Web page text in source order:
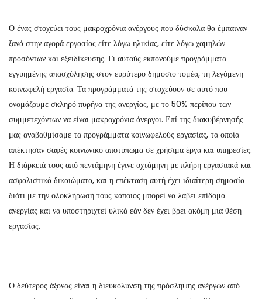
Ο ένας στοχεύει τους μακροχρόνια ανέργους που δύσκολα θα έμπαιναν
ξανά στην αγορά εργασίας είτε λόγω ηλικίας, είτε λόγω χαμηλών
προσόντων και εξειδίκευσης. Γι αυτούς εκπονούμε προγράμματα
εγγυημένης απασχόλησης στον ευρύτερο δημόσιο τομέα, τη λεγόμενη
κοινωφελή εργασία. Τα προγράμματά της στοχεύουν σε αυτό που
ονομάζουμε σκληρό πυρήνα της ανεργίας, με το 50% περίπου των
συμμετεχόντων να είναι μακροχρόνια άνεργοι. Επί της διακυβέρνησής
μας αναβαθμίσαμε τα προγράμματα κοινωφελούς εργασίας, τα οποία
απέκτησαν σαφές κοινωνικό αποτύπωμα σε χρήσιμα έργα και υπηρεσίες.
Η διάρκειά τους από πεντάμηνη έγινε οχτάμηνη με πλήρη εργασιακά και
ασφαλιστικά δικαιώματα, και η επέκταση αυτή έχει ιδιαίτερη σημασία
διότι με την ολοκλήρωσή τους κάποιος μπορεί να λάβει επίδομα
ανεργίας και να υποστηριχτεί υλικά εάν δεν έχει βρει ακόμη μια θέση
εργασίας.
Ο δεύτερος άξονας είναι η διευκόλυνση της πρόσληψης ανέργων από